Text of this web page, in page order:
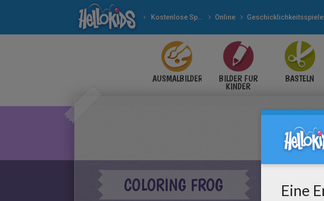
Kostenlose Spiele Online Geschicklichkeitsspiele
AUSMALBILDER BILDER FÜR
KINDER
BASTELN
COLORING FROG